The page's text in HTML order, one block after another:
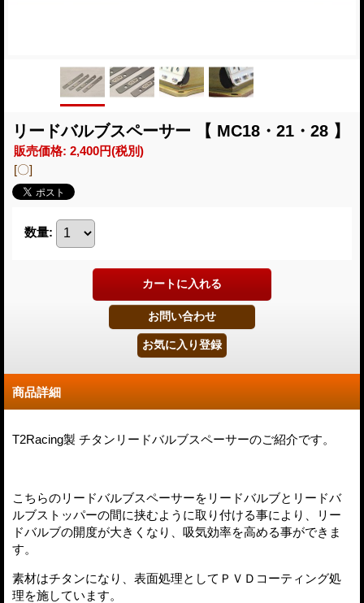
リードバルブスペーサー 【 MC18・21・28 】
販売価格: 2,400円(税別)
[〇]
数量:
商品詳細
T2Racing製 チタンリードバルブスペーサーのご紹介です。
こちらのリードバルブスペーサーをリードバルブとリードバ
ルブストッパーの間に挟むように取り付ける事により、リー
ドバルブの開度が大きくなり、吸気効率を高める事ができま
す。
素材はチタンになり、表面処理としてＰＶＤコーティング処
理を施しています。